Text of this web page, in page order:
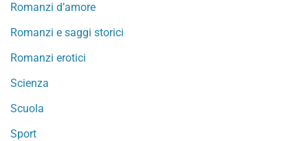
Romanzi d’amore
Romanzi e saggi storici
Romanzi erotici
Scienza
Scuola
Sport